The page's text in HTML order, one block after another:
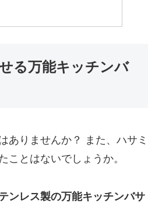
る万能キッチンバ
ありませんか？ また、ハサミ
ことはないでしょうか。
ンレス製の万能キッチンバサ